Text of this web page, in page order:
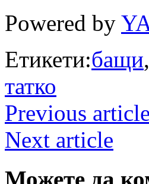
Powered by
Етикети:бащи,
татко
Previous article
Next article